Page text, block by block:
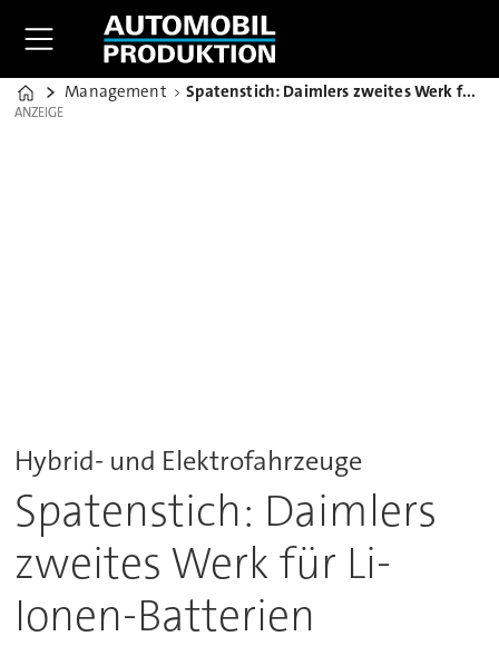
Home
Management Spatenstich: Daimlers zweites Werk für Li-Ionen-Batterien
ANZEIGE
ANZEIGE
Hybrid- und Elektrofahrzeuge
Spatenstich: Daimlers
zweites Werk für Li-
Ionen-Batterien